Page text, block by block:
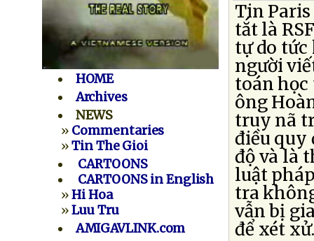
HOME
Archives
NEWS
» Commentaries
»Tin The Gioi
CARTOONS
CARTOONS in English
»Hi Hoa
»Luu Tru
AMIGAVLINK.com
Tin
tắt là
tự do tức
người
toán học
ông
truy nã
điều quy
độ và là
luật
tra
vẫn bị
để xét xử.